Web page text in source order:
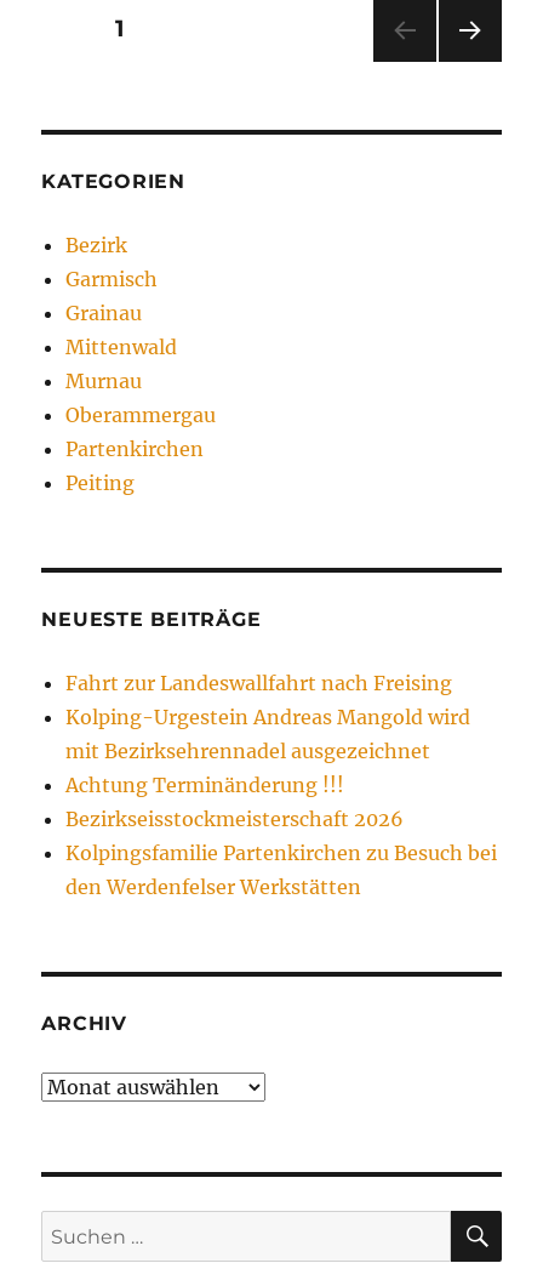
Seitennummerierung
SEITE1
E
KATEGORIEN
Bezirk
Garmisch
Grainau
Mittenwald
Murnau
Oberammergau
Partenkirchen
Peiting
NEUESTE BEITRÄGE
Fahrt zur Landeswallfahrt nach Freising
Kolping-Urgestein Andreas Mangold wird
mit Bezirksehrennadel ausgezeichnet
Achtung Terminänderung !!!
Bezirkseisstockmeisterschaft 2026
Kolpingsfamilie Partenkirchen zu Besuch bei
den Werdenfelser Werkstätten
ARCHIV
Archiv
Suchen